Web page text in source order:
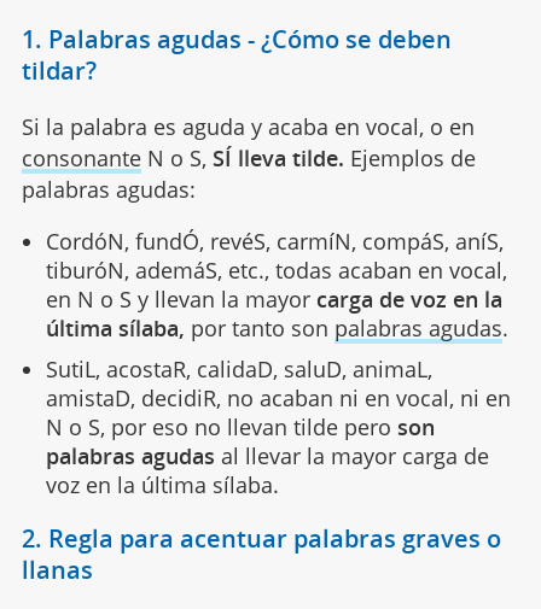
1. Palabras agudas - ¿Cómo se deben
tildar?
Si la palabra es aguda y acaba en vocal, o en
consonanteN o S, SÍ lleva tilde. Ejemplos de
palabras agudas:
CordóN, fundÓ, revéS, carmíN, compáS, aníS,
tiburóN, ademáS, etc., todas acaban en vocal,
en N o S y llevan la mayor carga de voz en la
última sílaba, por tanto son palabras agudas.
SutiL, acostaR, calidaD, saluD, animaL,
amistaD, decidiR, no acaban ni en vocal, ni en
N o S, por eso no llevan tilde pero son
palabras agudas al llevar la mayor carga de
voz en la última sílaba.
2. Regla para acentuar palabras graves o
llanas